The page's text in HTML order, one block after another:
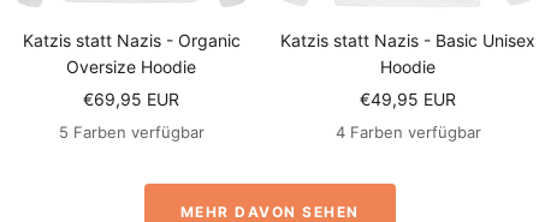
Katzis statt Nazis - Organic
Oversize Hoodie
Angebotspreis
€69,95 EUR
5 Farben verfügbar
Katzis statt Nazis - Basic Unisex
Hoodie
Angebotspreis
€49,95 EUR
4 Farben verfügbar
MEHR DAVON SEHEN